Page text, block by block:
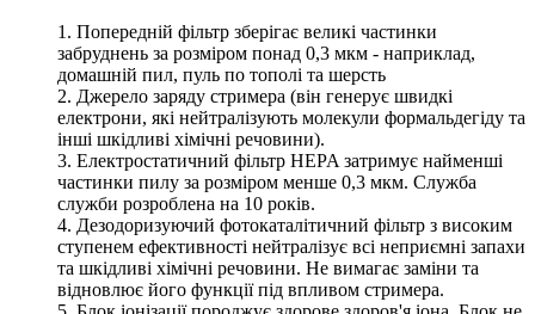
1. Попередній фільтр зберігає великі частинки
забруднень за розміром понад 0,3 мкм - наприклад,
домашній пил, пуль по тополі та шерсть
2. Джерело заряду стримера (він генерує швидкі
електрони, які нейтралізують молекули формальдегіду та
інші шкідливі хімічні речовини).
3. Електростатичний фільтр HEPA затримує найменші
частинки пилу за розміром менше 0,3 мкм. Служба
служби розроблена на 10 років.
4. Дезодоризуючий фотокаталітичний фільтр з високим
ступенем ефективності нейтралізує всі неприємні запахи
та шкідливі хімічні речовини. Не вимагає заміни та
відновлює його функції під впливом стримера.